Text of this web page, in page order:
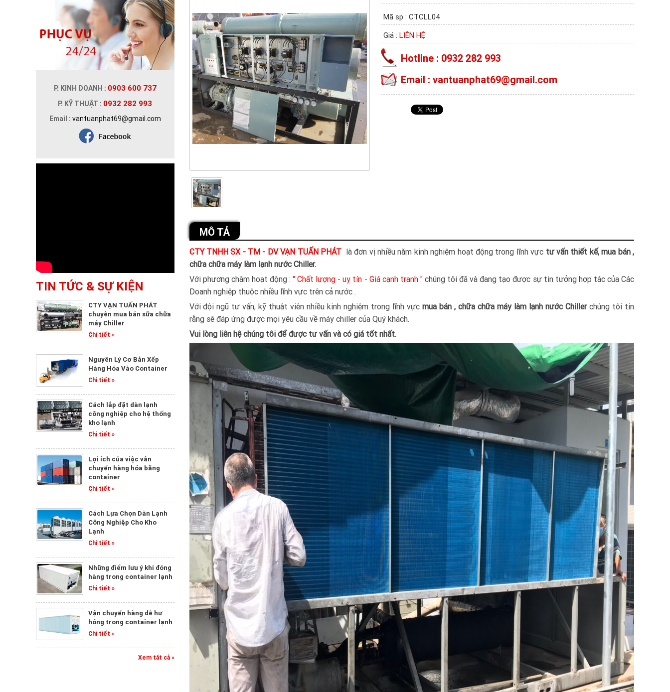
P. KINH DOANH : 0903 600 737
P. KỸ THUẬT : 0932 282 993
Email : vantuanphat69@gmail.com
TIN TỨC & SỰ KIỆN
CTY VẠN TUẤN PHÁT
chuyên mua bán sữa chữa
máy Chiller
Chi tiết »
Nguyên Lý Cơ Bản Xếp
Hàng Hóa Vào Container
Chi tiết »
Cách lắp đặt dàn lạnh
công nghiệp cho hệ thống
kho lạnh
Chi tiết »
Lợi ích của việc vân
chuyển hàng hóa bằng
container
Chi tiết »
Cách Lựa Chọn Dàn Lạnh
Công Nghiệp Cho Kho
Lạnh
Chi tiết »
Những điểm lưu ý khi đóng
hàng trong container lạnh
Chi tiết »
Vận chuyển hàng dễ hư
hỏng trong container lạnh
Chi tiết »
Xem tất cả »
Mã sp : CTCLL04
Giá : LIÊN HỆ
Hotline : 0932 282 993
Email : vantuanphat69@gmail.com
MÔ TẢ
CTY TNHH SX - TM - DV VẠN TUẤN PHÁT là đơn vị nhiều năm kinh nghiệm hoạt động trong lĩnh vực tư vấn thiết kế, mua bán ,
chữa chữa máy làm lạnh nước Chiller.
Với phương châm hoạt động : " Chất lượng - uy tín - Giá cạnh tranh "chúng tôi đã và đang tạo được sự tin tưởng hợp tác của Các
Doanh nghiệp thuộc nhiều lĩnh vực trên cả nước .
Với đội ngũ tư vấn, kỹ thuật viên nhiều kinh nghiệm trong lĩnh vựcmua bán , chữa chữa máy làm lạnh nước Chillerchúng tôi tin
rằng sẽ đáp ứng được mọi yêu cầu về máy chiller của Quý khách.
Vui lòng liên hệ chúng tôi để được tư vấn và có giá tốt nhất.